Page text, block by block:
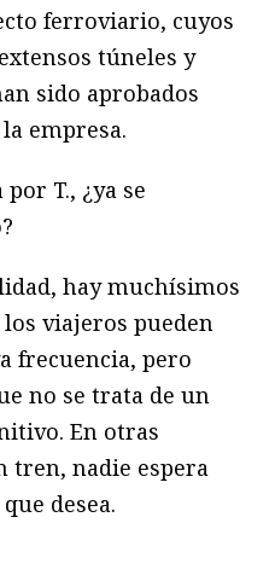
ferroviario, cuyos
túneles y
sido aprobados
empresa.
T., ¿ya se
hay muchísimos
viajeros pueden
frecuencia, pero
no se trata de un
En otras
tren, nadie espera
desea.